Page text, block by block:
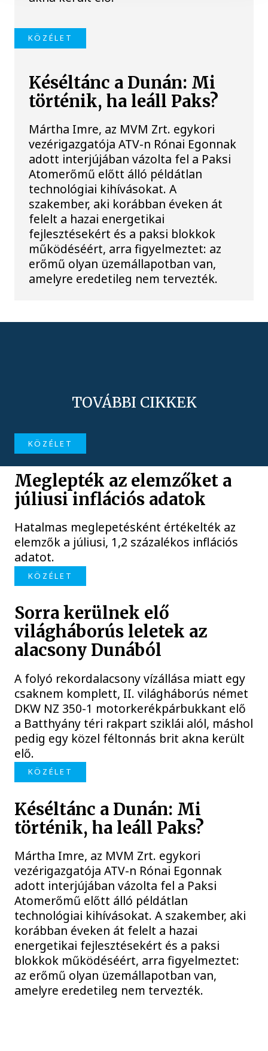
KÖZÉLET
Késéltánc a Dunán: Mi
történik, ha leáll Paks?
Mártha Imre, az MVM Zrt. egykori
vezérigazgatója ATV-n Rónai Egonnak
adott interjújában vázolta fel a Paksi
Atomerőmű előtt álló példátlan
technológiai kihívásokat. A
szakember, aki korábban éveken át
felelt a hazai energetikai
fejlesztésekért és a paksi blokkok
működéséért, arra figyelmeztet: az
erőmű olyan üzemállapotban van,
amelyre eredetileg nem tervezték.
TOVÁBBI CIKKEK
KÖZÉLET
Meglepték az elemzőket a
júliusi inflációs adatok
Hatalmas meglepetésként értékelték az
elemzők a júliusi, 1,2 százalékos inflációs
adatot.
KÖZÉLET
Sorra kerülnek elő
világháborús leletek az
alacsony Dunából
A folyó rekordalacsony vízállása miatt egy
csaknem komplett, II. világháborús német
DKW NZ 350-1 motorkerékpárbukkant elő
a Batthyány téri rakpart sziklái alól, máshol
pedig egy közel féltonnás brit akna került
elő.
KÖZÉLET
Késéltánc a Dunán: Mi
történik, ha leáll Paks?
Mártha Imre, az MVM Zrt. egykori
vezérigazgatója ATV-n Rónai Egonnak
adott interjújában vázolta fel a Paksi
Atomerőmű előtt álló példátlan
technológiai kihívásokat. A szakember, aki
korábban éveken át felelt a hazai
energetikai fejlesztésekért és a paksi
blokkok működéséért, arra figyelmeztet:
az erőmű olyan üzemállapotban van,
amelyre eredetileg nem tervezték.